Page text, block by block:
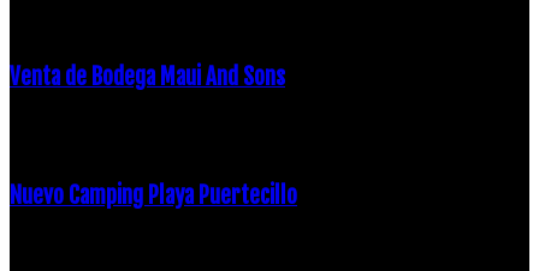
Venta de Bodega Maui And Sons
Nuevo Camping Playa Puertecillo